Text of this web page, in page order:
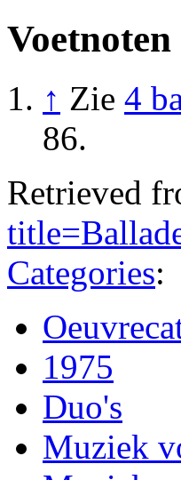
Voetnoten
↑ Zie 4
86.
Retrieved
Categories:
1975
Duo's
Muziek